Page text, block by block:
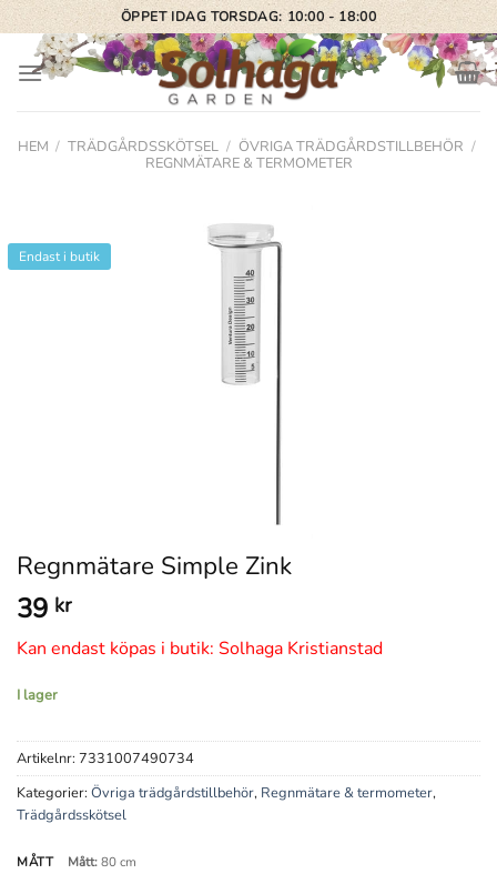
Skip
to
content
ÖPPET IDAG TORSDAG: 10:00 - 18:00
HEM / TRÄDGÅRDSSKÖTSEL / ÖVRIGA TRÄDGÅRDSTILLBEHÖR /
REGNMÄTARE & TERMOMETER
Endast i butik
Regnmätare Simple Zink
39 kr
Kan endast köpas i butik: Solhaga Kristianstad
I lager
Artikelnr: 7331007490734
Kategorier: Övriga trädgårdstillbehör, Regnmätare & termometer,
Trädgårdsskötsel
MÅTT Mått:80 cm